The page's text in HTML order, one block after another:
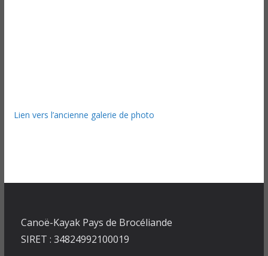
Lien vers l’ancienne galerie de photo
Canoë-Kayak Pays de Brocéliande
SIRET : 34824992100019